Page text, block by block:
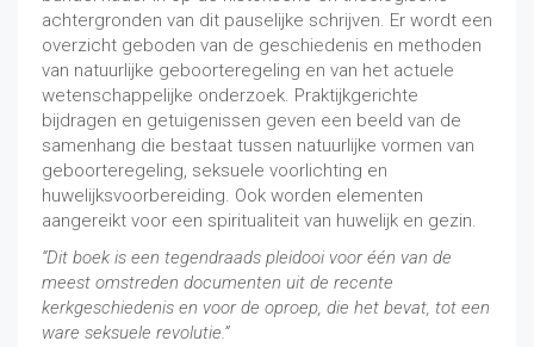
achtergronden van dit pauselijke schrijven. Er wordt een
overzicht geboden van de geschiedenis en methoden
van natuurlijke geboorteregeling en van het actuele
wetenschappelijke onderzoek. Praktijkgerichte
bijdragen en getuigenissen geven een beeld van de
samenhang die bestaat tussen natuurlijke vormen van
geboorteregeling, seksuele voorlichting en
huwelijksvoorbereiding. Ook worden elementen
aangereikt voor een spiritualiteit van huwelijk en gezin.
“Dit boek is een tegendraads pleidooi voor één van de
meest omstreden documenten uit de recente
kerkgeschiedenis en voor de oproep, die het bevat, tot een
ware seksuele revolutie.”